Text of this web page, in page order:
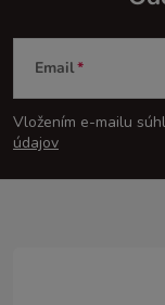
Z
á
p
Email
Vložením e-mailu
údajov